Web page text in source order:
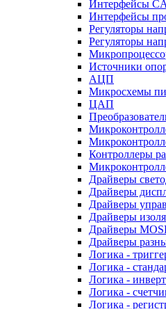
Интерфейсы
Интерфейсы
Регуляторы
Регуляторы
Источники
АЦП
Микросхемы
ЦАП
Контроллеры
Драйверы
Драйверы
Драйверы
Драйверы
Драйверы
Драйверы
Логика -
Логика -
Логика -
Логика -
Логика -